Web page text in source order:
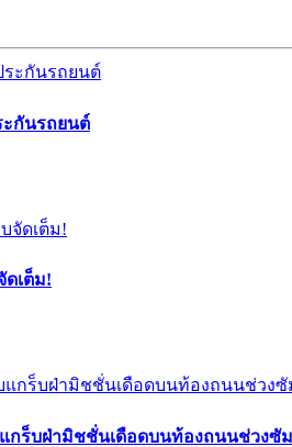
ะกันรถยนต์
เต็ม!
บฝ่ามิชชั่นเดือดบนท้องถนนช่วงซัม